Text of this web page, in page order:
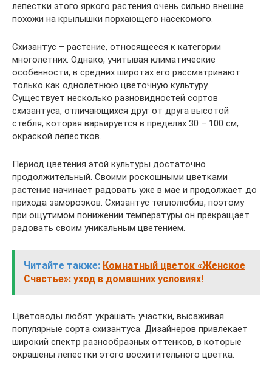
лепестки этого яркого растения очень сильно внешне
похожи на крылышки порхающего насекомого.
Схизантус – растение, относящееся к категории
многолетних. Однако, учитывая климатические
особенности, в средних широтах его рассматривают
только как однолетнюю цветочную культуру.
Существует несколько разновидностей сортов
схизантуса, отличающихся друг от друга высотой
стебля, которая варьируется в пределах 30 – 100 см,
окраской лепестков.
Период цветения этой культуры достаточно
продолжительный. Своими роскошными цветками
растение начинает радовать уже в мае и продолжает до
прихода заморозков. Схизантус теплолюбив, поэтому
при ощутимом понижении температуры он прекращает
радовать своим уникальным цветением.
Читайте также: Комнатный цветок «Женское
Счастье»: уход в домашних условиях!
Цветоводы любят украшать участки, высаживая
популярные сорта схизантуса. Дизайнеров привлекает
широкий спектр разнообразных оттенков, в которые
окрашены лепестки этого восхитительного цветка.